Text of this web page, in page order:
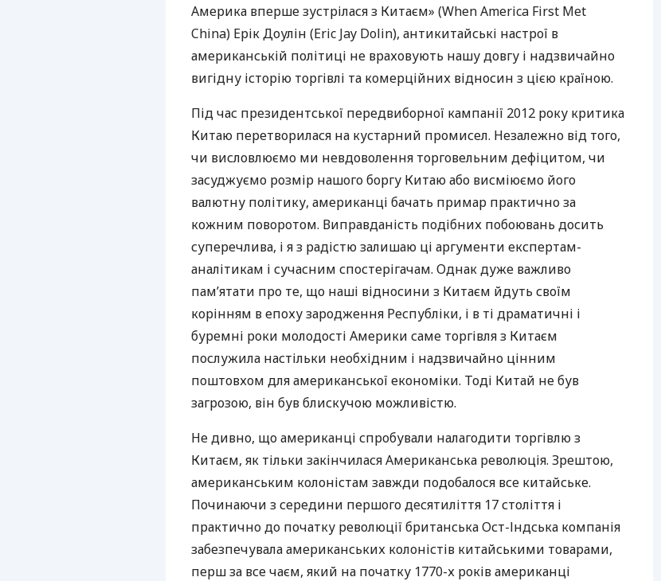
КАРТОК
ЩОМІСЯЧНИЙ ОГЛЯД
КЕШБЕКУ
ПУТІВНИКИ ПО
БАНКІВСЬКИХ КАРТКАХ
Америка вперше зустрілася з Китаєм» (When America First Met
China) Ерік Доулін (Eric Jay Dolin), антикитайські настрої в
американській політиці не враховують нашу довгу і надзвичайно
вигідну історію торгівлі та комерційних відносин з цією країною.
Під час президентської передвиборної кампанії 2012 року критика
Китаю перетворилася на кустарний промисел. Незалежно від того,
чи висловлюємо ми невдоволення торговельним дефіцитом, чи
засуджуємо розмір нашого боргу Китаю або висміюємо його
валютну політику, американці бачать примар практично за
кожним поворотом. Виправданість подібних побоювань досить
суперечлива, і я з радістю залишаю ці аргументи експертам-
аналітикам і сучасним спостерігачам. Однак дуже важливо
пам’ятати про те, що наші відносини з Китаєм йдуть своїм
корінням в епоху зародження Республіки, і в ті драматичні і
буремні роки молодості Америки саме торгівля з Китаєм
послужила настільки необхідним і надзвичайно цінним
поштовхом для американської економіки. Тоді Китай не був
загрозою, він був блискучою можливістю.
Не дивно, що американці спробували налагодити торгівлю з
Китаєм, як тільки закінчилася Американська революція. Зрештою,
американським колоністам завжди подобалося все китайське.
Починаючи з середини першого десятиліття 17 століття і
практично до початку революції британська Ост-Індська компанія
забезпечувала американських колоністів китайськими товарами,
перш за все чаєм, який на початку 1770-х років американці